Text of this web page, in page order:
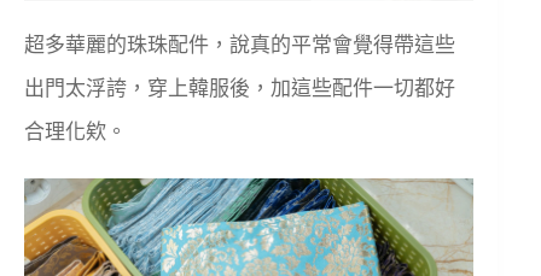
超多華麗的珠珠配件，說真的平常會覺得帶這些
出門太浮誇，穿上韓服後，加這些配件一切都好
合理化欸。